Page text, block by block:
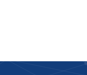
miliona dinara za